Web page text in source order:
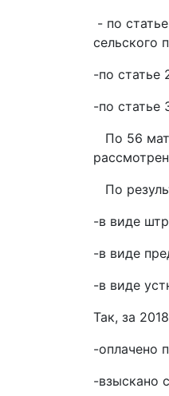
- по
сельского
-по статье
-по статье
По 56
По
-в виде
-в виде
-в виде
Так, за
-оплачено
-взыскано